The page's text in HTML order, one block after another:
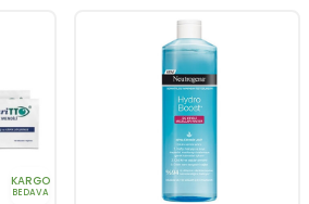
KARGO
BEDAVA